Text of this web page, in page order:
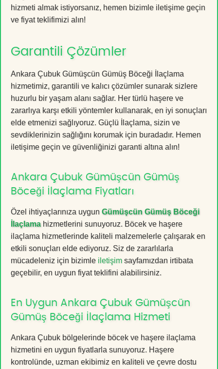
hizmeti almak istiyorsanız, hemen bizimle iletişime geçin
ve fiyat teklifimizi alın!
Garantili Çözümler
Ankara Çubuk Gümüşcün Gümüş Böceği İlaçlama
hizmetimiz, garantili ve kalıcı çözümler sunarak sizlere
huzurlu bir yaşam alanı sağlar. Her türlü haşere ve
zararlıya karşı etkili yöntemler kullanarak, en iyi sonuçları
elde etmenizi sağlıyoruz. Güçlü İlaçlama, sizin ve
sevdiklerinizin sağlığını korumak için buradadır. Hemen
iletişime geçin ve güvenliğinizi garanti altına alın!
Ankara Çubuk Gümüşcün Gümüş
Böceği İlaçlama Fiyatları
Özel ihtiyaçlarınıza uygun Gümüşcün Gümüş Böceği
İlaçlamahizmetlerini sunuyoruz. Böcek ve haşere
ilaçlama hizmetlerinde kaliteli malzemelerle çalışarak en
etkili sonuçları elde ediyoruz. Siz de zararlılarla
mücadeleniz için bizimle iletişim sayfamızdan irtibata
geçebilir, en uygun fiyat teklifini alabilirsiniz.
En Uygun Ankara Çubuk Gümüşcün
Gümüş Böceği İlaçlama Hizmeti
Ankara Çubuk bölgelerinde böcek ve haşere ilaçlama
hizmetini en uygun fiyatlarla sunuyoruz. Haşere
kontrolünde, uzman ekibimiz en kaliteli ve çevre dostu